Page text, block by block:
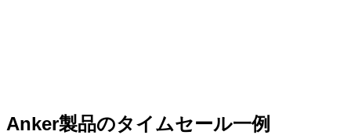
Anker製品のタイムセール一例